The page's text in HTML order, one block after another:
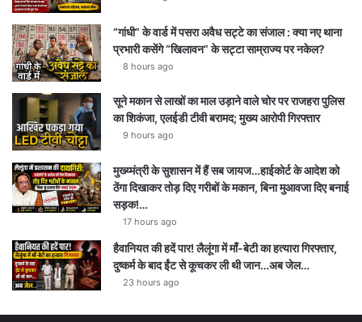
“गांधी” के वार्ड में पसरा अवैध सट्टे का संजाल : क्या नए थाना
प्रभारी कसेंगे “खिलावन” के सट्टा साम्राज्य पर नकेल?
8 hours ago
सूने मकान से लाखों का माल उड़ाने वाले चोर पर राजहरा पुलिस
का शिकंजा, एलईडी टीवी बरामद; मुख्य आरोपी गिरफ्तार
9 hours ago
मुख्य्मंत्री के सुशासन में हैं सब जायज…हाईकोर्ट के आदेश को
ठेंगा दिखाकर तोड़ दिए गरीबों के मकान, बिना मुआवजा दिए बनाई
सड़क!…
17 hours ago
हैवानियत की हदें पार! लैलूंगा में माँ-बेटी का हत्यारा गिरफ्तार,
दुष्कर्म के बाद ईंट से कूचकर ली थी जान…अब जेल…
23 hours ago